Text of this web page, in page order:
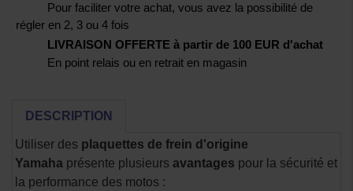
Pour faciliter votre achat, vous avez la possibilité de
régler en 2, 3 ou 4 fois
LIVRAISON OFFERTE à partir de 100 EUR d'achat
En point relais ou en retrait en magasin
DESCRIPTION
Utiliser des plaquettes de frein d'origine
Yamaha présente plusieurs avantages pour la sécurité et
la performance des motos :